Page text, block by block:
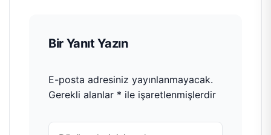
Bir Yanıt Yazın
E-posta adresiniz yayınlanmayacak.
Gerekli alanlar * ile işaretlenmişlerdir
Yorum